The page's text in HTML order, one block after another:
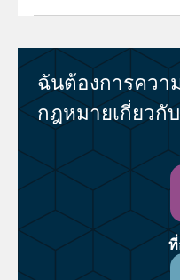
ฉันต้องการควา
กฎหมายเกี่ยวกั
ที่